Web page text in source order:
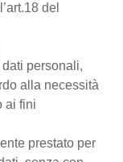
del
personali,
alla necessità
ai fini
prestato per